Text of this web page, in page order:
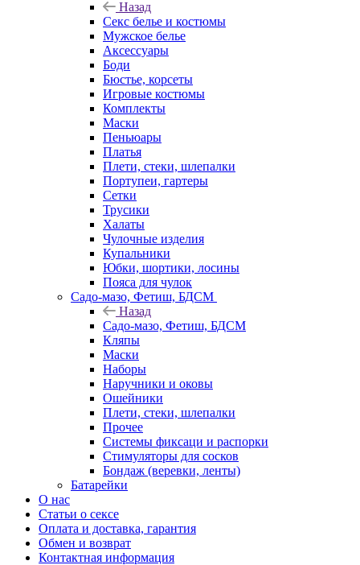
Назад
Секс белье и костюмы
Мужское белье
Аксессуары
Боди
Бюстье, корсеты
Игровые костюмы
Комплекты
Маски
Пеньюары
Платья
Плети, стеки, шлепалки
Портупеи, гартеры
Сетки
Трусики
Халаты
Чулочные изделия
Купальники
Юбки, шортики, лосины
Пояса для чулок
Садо-мазо, Фетиш, БДСМ
Назад
Садо-мазо, Фетиш, БДСМ
Кляпы
Маски
Наборы
Наручники и оковы
Ошейники
Плети, стеки, шлепалки
Прочее
Системы фиксаци и распорки
Стимуляторы для сосков
Бондаж (веревки, ленты)
Батарейки
О нас
Статьи о сексе
Оплата и доставка, гарантия
Обмен и возврат
Контактная информация